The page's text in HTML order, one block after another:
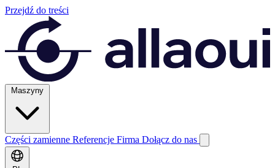
Przejdź do treści
Maszyny
Części zamienne Referencje Firma Dołącz do nas